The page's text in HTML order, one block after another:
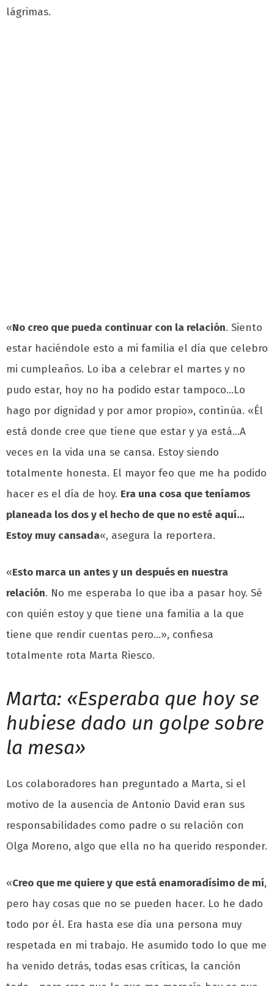
lágrimas.
«No creo que pueda continuar con la relación. Siento
estar haciéndole esto a mi familia el día que celebro
mi cumpleaños. Lo iba a celebrar el martes y no
pudo estar, hoy no ha podido estar tampoco…Lo
hago por dignidad y por amor propio», continúa. «Él
está donde cree que tiene que estar y ya está…A
veces en la vida una se cansa. Estoy siendo
totalmente honesta. El mayor feo que me ha podido
hacer es el día de hoy. Era una cosa que teníamos
planeada los dos y el hecho de que no esté aquí…
Estoy muy cansada«, asegura la reportera.
«Esto marca un antes y un después en nuestra
relación. No me esperaba lo que iba a pasar hoy. Sé
con quién estoy y que tiene una familia a la que
tiene que rendir cuentas pero…», confiesa
totalmente rota Marta Riesco.
Marta: «Esperaba que hoy se
hubiese dado un golpe sobre
la mesa»
Los colaboradores han preguntado a Marta, si el
motivo de la ausencia de Antonio David eran sus
responsabilidades como padre o su relación con
Olga Moreno, algo que ella no ha querido responder.
«Creo que me quiere y que está enamoradísimo de mí,
pero hay cosas que no se pueden hacer. Lo he dado
todo por él. Era hasta ese día una persona muy
respetada en mi trabajo. He asumido todo lo que me
ha venido detrás, todas esas críticas, la canción